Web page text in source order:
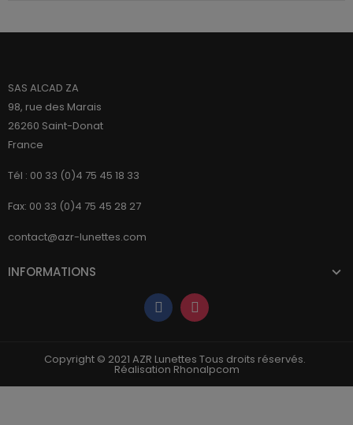
SAS ALCAD ZA
98, rue des Marais
26260 Saint-Donat
France
Tél : 00 33 (0)4 75 45 18 33
Fax: 00 33 (0)4 75 45 28 27
contact@azr-lunettes.com
INFORMATIONS
Copyright © 2021 AZR Lunettes Tous droits réservés.
Réalisation Rhonalpcom